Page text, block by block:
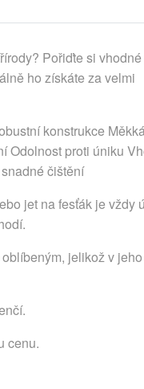
Pořiďte si
ho získáte za velmi
konstrukce
Odolnost proti úniku
čištění
jet na fesťák je vždy
jelikož v
cenu.